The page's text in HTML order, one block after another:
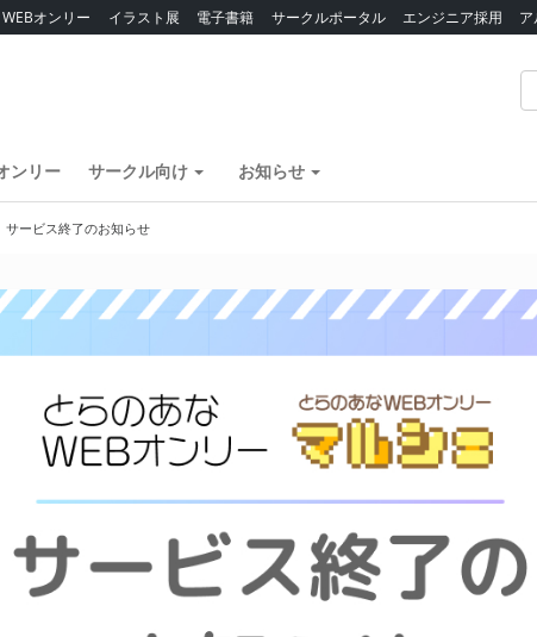
WEBオンリー イラスト展 電子書籍 サークルポータル エンジニア採用
ンリー サークル向け お知らせ
サービス終了のお知らせ